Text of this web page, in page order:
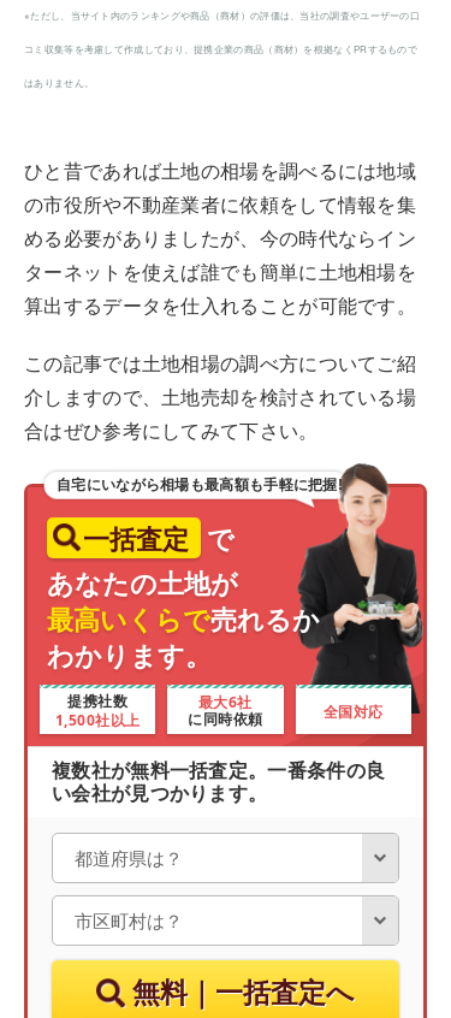
※ただし、当サイト内のランキングや商品（商材）の評価は、当社の調査やユーザーの口
コミ収集等を考慮して作成しており、提携企業の商品（商材）を根拠なくPRするもので
はありません。
ひと昔であれば土地の相場を調べるには地域
の市役所や不動産業者に依頼をして情報を集
める必要がありましたが、今の時代ならイン
ターネットを使えば誰でも簡単に土地相場を
算出するデータを仕入れることが可能です。
この記事では土地相場の調べ方についてご紹
介しますので、土地売却を検討されている場
合はぜひ参考にしてみて下さい。
一括査定 で
あなたの土地が
最高いくらで売れるか
わかります。
提携社数
1,500社以上
最大6社
に同時依頼 全国対応
複数社が無料一括査定。一番条件の良
い会社が見つかります。
自宅にいながら相場も最高額も手軽に把握!
無料｜一括査定へ